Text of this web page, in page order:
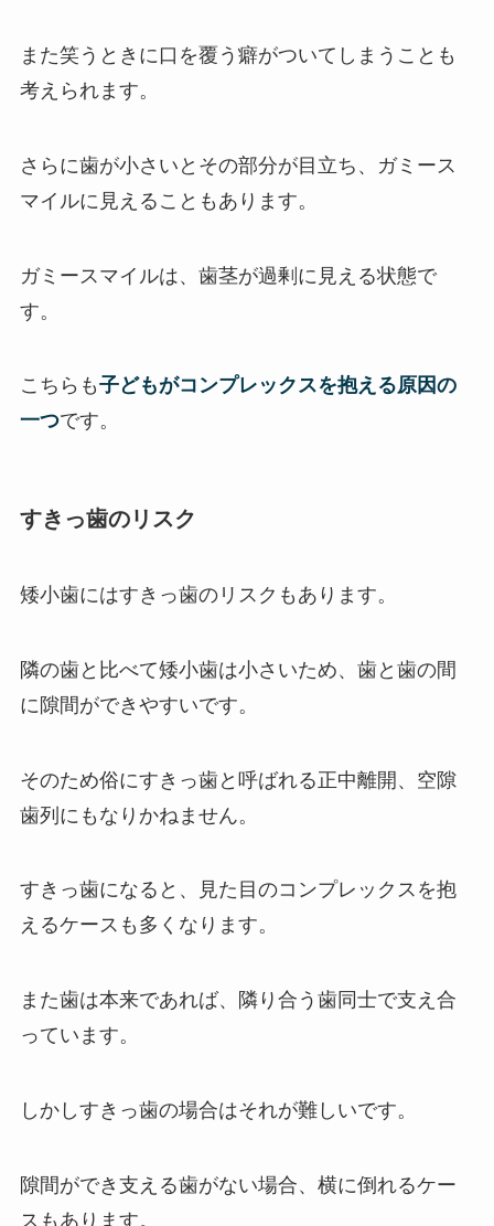
また笑うときに口を覆う癖がついてしまうことも
考えられます。
さらに歯が小さいとその部分が目立ち、ガミース
マイルに見えることもあります。
ガミースマイルは、歯茎が過剰に見える状態で
す。
こちらも子どもがコンプレックスを抱える原因の
一つです。
すきっ歯のリスク
矮小歯にはすきっ歯のリスクもあります。
隣の歯と比べて矮小歯は小さいため、歯と歯の間
に隙間ができやすいです。
そのため俗にすきっ歯と呼ばれる正中離開、空隙
歯列にもなりかねません。
すきっ歯になると、見た目のコンプレックスを抱
えるケースも多くなります。
また歯は本来であれば、隣り合う歯同士で支え合
っています。
しかしすきっ歯の場合はそれが難しいです。
隙間ができ支える歯がない場合、横に倒れるケー
スもあります。